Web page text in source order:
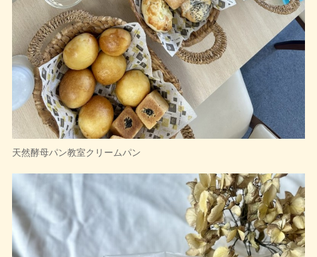
天然酵母パン教室クリームパン